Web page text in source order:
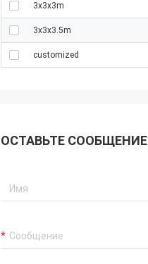
3x3x3m
3x3x3.5m
customized
ОСТАВЬТЕ СООБЩЕНИЕ